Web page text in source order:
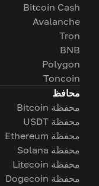
Bitcoin Cash
Avalanche
Tron
BNB
Polygon
Toncoin
محافظ
محفظة Bitcoin
محفظة USDT
محفظة Ethereum
محفظة Solana
محفظة Litecoin
محفظة Dogecoin